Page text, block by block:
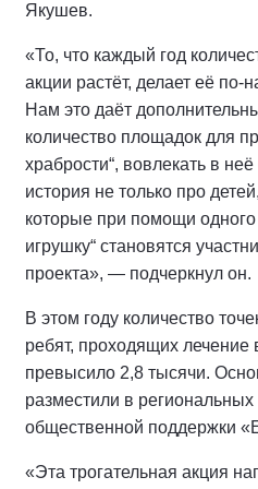
Якушев.
«То, что каждый год
акции растёт, делает её
Нам это даёт
количество площадок для
храбрости“, вовлекать в
история не только про
которые при помощи одного
игрушку“ становятся
проекта», — подчеркнул он.
В этом году количество
ребят, проходящих лечение
превысило 2,8 тысячи.
разместили в
общественной поддержки
«Эта трогательная акция